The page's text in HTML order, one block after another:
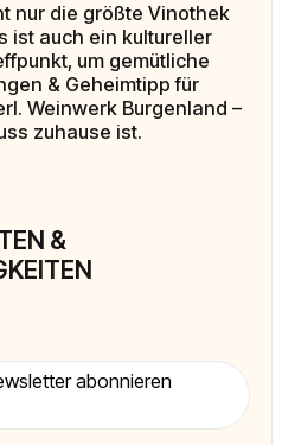
nur die größte Vinothek
ist auch ein kultureller
um gemütliche
& Geheimtipp für
Weinwerk Burgenland –
zuhause ist.
&
abonnieren